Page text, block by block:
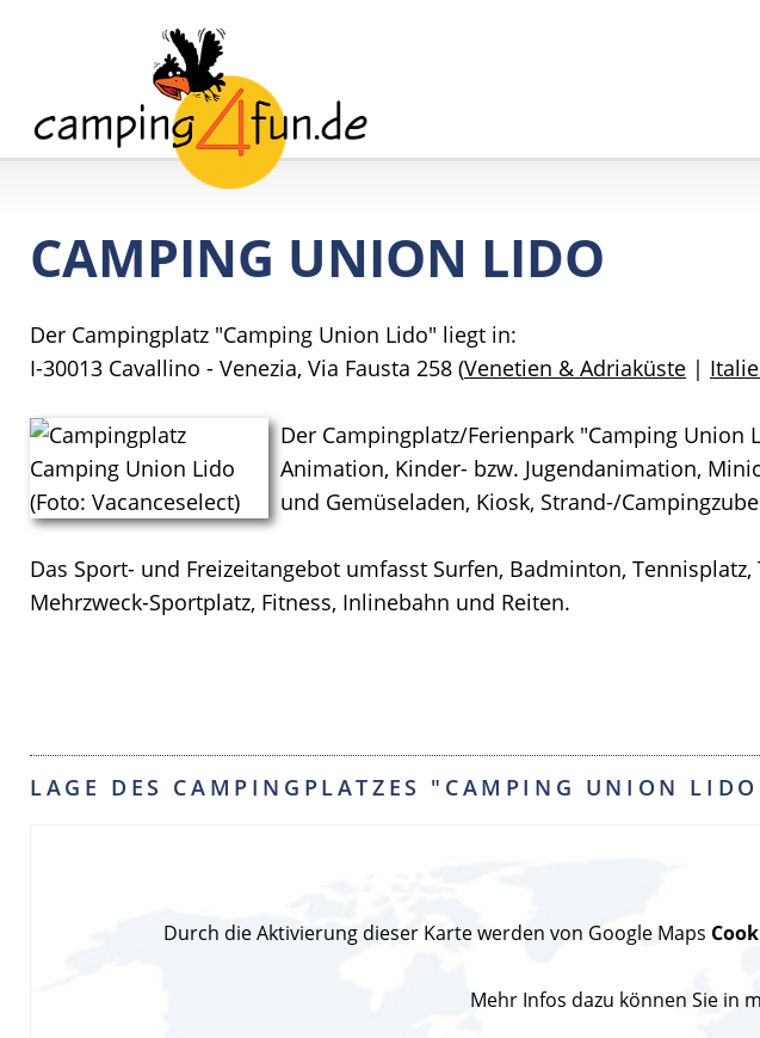
CAMPING UNION LIDO
Der Campingplatz "Camping Union Lido" liegt in:
I-30013 Cavallino - Venezia, Via Fausta 258 (Venetien & Adriaküste |
Der Campingplatz/Ferienpark "Camping Union
Animation, Kinder- bzw. Jugendanimation,
und Gemüseladen, Kiosk, Strand-/
Das Sport- und Freizeitangebot umfasst Surfen, Badminton,
Mehrzweck-Sportplatz, Fitness, Inlinebahn und Reiten.
LAGE DES CAMPINGPLATZES "CAMPING UNION
Durch die Aktivierung dieser Karte werden von Google Maps
Mehr Infos dazu können Sie in